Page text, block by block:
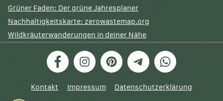
Grüner Faden: Der grüne Jahresplaner
Nachhaltigkeitskarte: zerowastemap.org
Wildkräuterwanderungen in deiner Nähe
FacebookInstagramPinterestTelegramWhatsApp
Kontakt Impressum Datenschutzerklärung